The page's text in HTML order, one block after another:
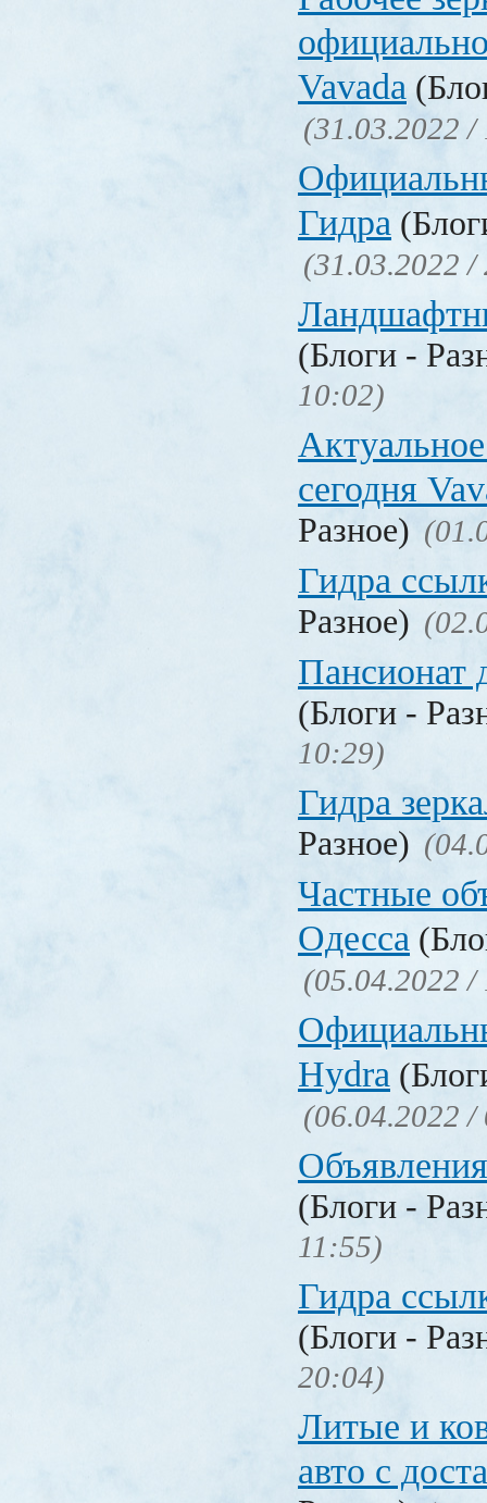
Vavada
(31.03.2022 /
Гидра
(31.03.2022 /
(Блоги -
10:02)
сегодня
Разное)
Гидра
Разное)
Пансионат
(Блоги -
10:29)
Гидра
Разное)
Частные
Одесса
(05.04.2022 /
Hydra
(06.04.2022 /
(Блоги -
11:55)
Гидра
(Блоги -
20:04)
Литые и
авто с